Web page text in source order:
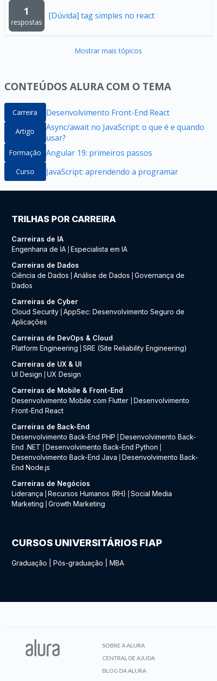
1
respostas
[Dúvida] tag simples no react
Mostrar mais tópicos
CONTEÚDOS ALURA COM O TEMA
Carreira Desenvolvimento Front-End React
Artigo
Async/await no JavaScript: o que é e quando
usar?
Formação Angular 19: primeiros passos
Curso JavaScript: aprendendo a programar
TRILHAS POR CARREIRA
Carreiras de IA
Engenharia de IA Especialista em IA
Carreiras de Dados
Ciência de Dados
Análise de Dados
Governança de
Dados
Carreiras de Cyber
Cloud Security AppSec: Desenvolvimento Seguro de
Aplicações
Carreiras de DevOps & Cloud
Platform Engineering
SRE (Site Reliability Engineering)
Carreiras de UX & UI
UI Design
UX Design
Carreiras de Mobile & Front-End
Desenvolvimento Mobile com Flutter
Desenvolvimento
Front-End React
Carreiras de Back-End
Desenvolvimento Back-End PHP
Desenvolvimento Back-
End .NET
Desenvolvimento Back-End Python
Desenvolvimento Back-End Java
Desenvolvimento Back-
End Node.js
Carreiras de Negócios
Liderança
Recursos Humanos (RH)
Social Media
Marketing
Growth Marketing
CURSOS UNIVERSITÁRIOS FIAP
Graduação Pós-graduação MBA
SOBRE A ALURA
CENTRAL DE AJUDA
BLOG DA ALURA